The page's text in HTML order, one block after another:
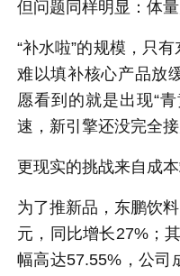
但问题同样明显：体量
“补水啦”的规模，只
难以填补核心产品放
愿看到的就是出现“
速，新引擎还没完全接
更现实的挑战来自成本
为了推新品，东鹏饮
元，同比增长27%；
幅高达57.55%，公司